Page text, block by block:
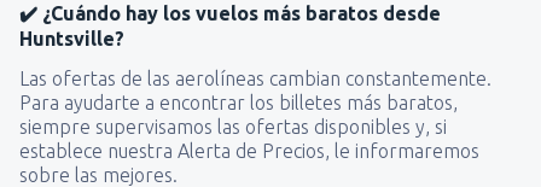
✔️ ¿Cuándo hay los vuelos más baratos desde
Huntsville?
Las ofertas de las aerolíneas cambian constantemente.
Para ayudarte a encontrar los billetes más baratos,
siempre supervisamos las ofertas disponibles y, si
establece nuestra Alerta de Precios, le informaremos
sobre las mejores.